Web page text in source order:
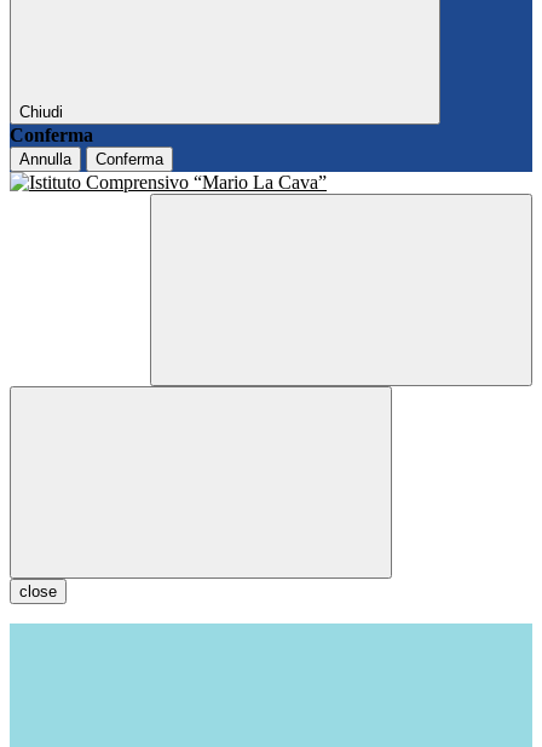
Chiudi
Conferma
Annulla Conferma
close